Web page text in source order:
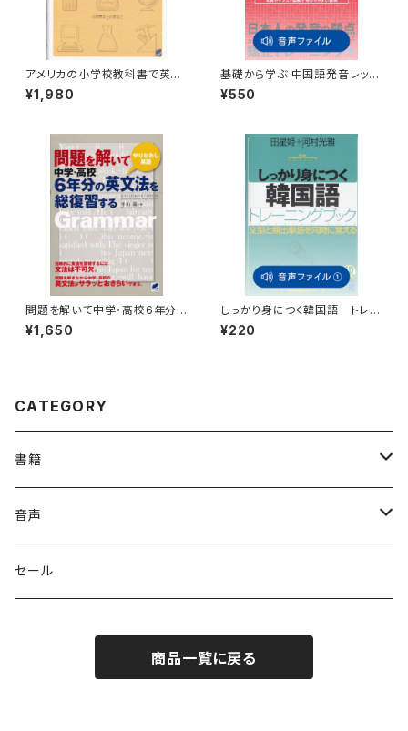
アメリカの小学校教科書で英語
を学ぶ CD BOOK
¥1,980
基礎から学ぶ 中国語発音レッス
ン 付属音声
¥550
問題を解いて中学・高校6年分
の英文法を総復習する
¥1,650
しっかり身につく韓国語 トレー
ニングブック 付属音声1
¥220
CATEGORY
書籍
英語
英会話・表現集
各国語
音声
英会話・表現集
セール
商品一覧に戻る